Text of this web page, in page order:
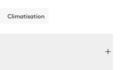
Climatisation